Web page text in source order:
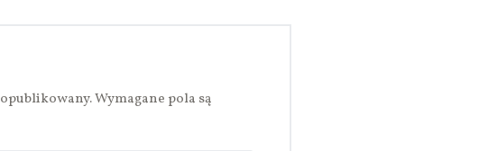
Wymagane pola są